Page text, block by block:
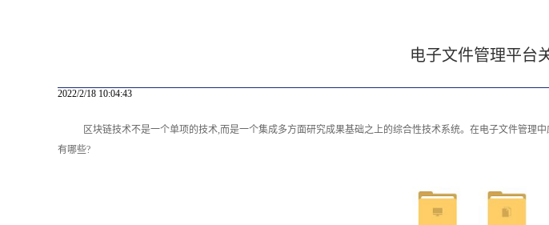
电子文件管理平台
2022/2/18 10:04:43
区块链技术不是一个单项的技术,而是一个集成多方面研究成果基础之上的综合性技术系统。在电子文件管理
有哪些?